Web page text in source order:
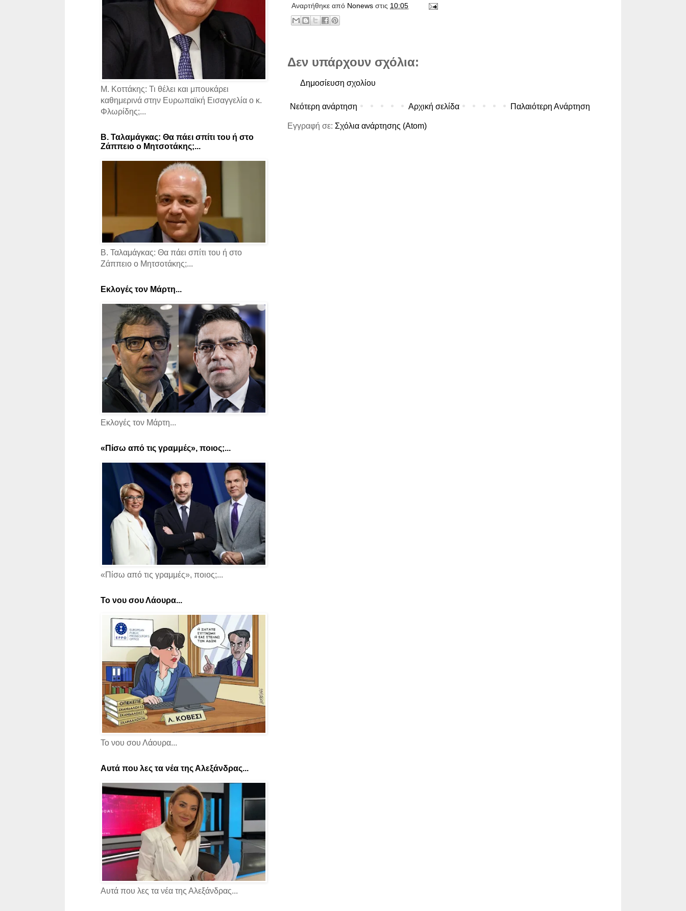
Αναρτήθηκε από Νonews στις 10:05
Δεν υπάρχουν σχόλια:
Δημοσίευση σχολίου
Νεότερη ανάρτηση Παλαιότερη Ανάρτηση
Αρχική σελίδα
Εγγραφή σε: Σχόλια ανάρτησης (Atom)
Μ. Κοττάκης: Τι θέλει και μπουκάρει
καθημερινά στην Ευρωπαϊκή Εισαγγελία ο κ.
Φλωρίδης;...
Β. Ταλαμάγκας: Θα πάει σπίτι του ή στο
Ζάππειο ο Μητσοτάκης;...
Β. Ταλαμάγκας: Θα πάει σπίτι του ή στο
Ζάππειο ο Μητσοτάκης;...
Εκλογές τον Μάρτη...
Εκλογές τον Μάρτη...
«Πίσω από τις γραμμές», ποιος;...
«Πίσω από τις γραμμές», ποιος;...
Το νου σου Λάουρα...
Το νου σου Λάουρα...
Αυτά που λες τα νέα της Αλεξάνδρας...
Αυτά που λες τα νέα της Αλεξάνδρας...